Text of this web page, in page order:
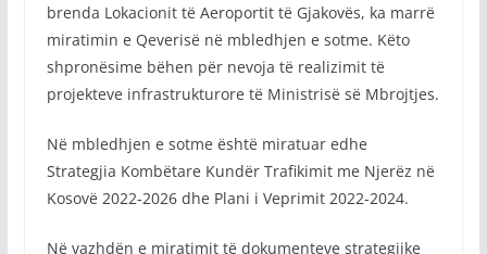
brenda Lokacionit të Aeroportit të Gjakovës, ka marrë
miratimin e Qeverisë në mbledhjen e sotme. Këto
shpronësime bëhen për nevoja të realizimit të
projekteve infrastrukturore të Ministrisë së Mbrojtjes.
Në mbledhjen e sotme është miratuar edhe
Strategjia Kombëtare Kundër Trafikimit me Njerëz në
Kosovë 2022-2026 dhe Plani i Veprimit 2022-2024.
Në vazhdën e miratimit të dokumenteve strategjike